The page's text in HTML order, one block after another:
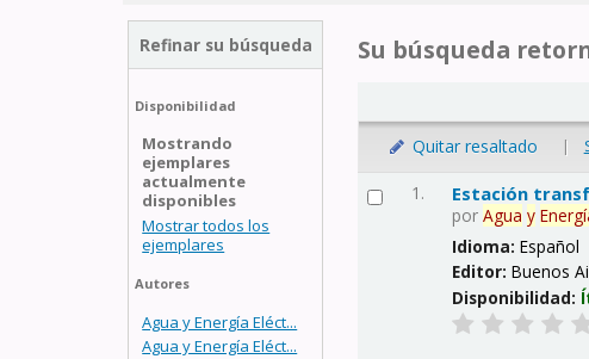
Refinar su búsqueda
Disponibilidad
Mostrando
ejemplares
actualmente
disponibles
Mostrar todos los
ejemplares
Autores
Agua y Energía Eléct...
Agua y Energía Eléct...
Su búsqueda
Quitar resaltado |
1. Estación
porAgua y
Idioma:Español
Editor:Buenos
Disponibilidad: